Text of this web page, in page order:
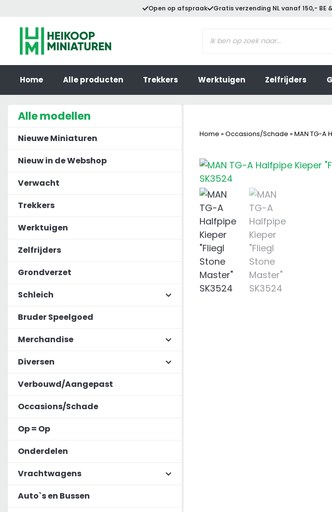
inhoud
Open op afspraak Gratis verzending NL vanaf 150,- BE
zoeken
Home Alle producten Trekkers Werktuigen Zelfrijders
Home » Occasions/Schade » MAN TG-A
Alle modellen
Nieuwe Miniaturen
Nieuw in de Webshop
Verwacht
Trekkers
Werktuigen
Zelfrijders
Grondverzet
Schleich
Bruder Speelgoed
Merchandise
Diversen
Verbouwd/Aangepast
Occasions/Schade
Op = Op
Onderdelen
Vrachtwagens
Auto`s en Bussen